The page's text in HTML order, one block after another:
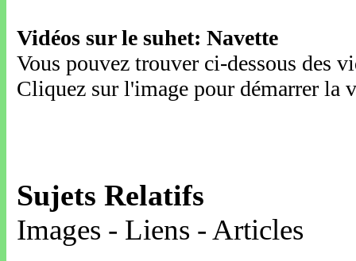
Vidéos sur le suhet: Navette
Vous pouvez trouver ci-dessous des
Cliquez sur l'image pour démarrer la
Sujets Relatifs
Images - Liens - Articles